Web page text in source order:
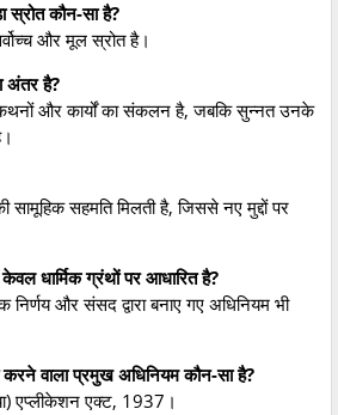
स्रोत कौन-सा है?
और मूल स्रोत है।
अंतर है?
और कार्यों का संकलन है, जबकि सुन्नत उनके
सामूहिक सहमति मिलती है, जिससे नए मुद्दों पर
धार्मिक ग्रंथों पर आधारित है?
निर्णय और संसद द्वारा बनाए गए अधिनियम भी
करने वाला प्रमुख अधिनियम कौन-सा है?
एप्लीकेशन एक्ट, 1937।